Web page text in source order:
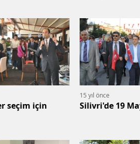
seçim için
15 yıl önce
Silivri'de 19